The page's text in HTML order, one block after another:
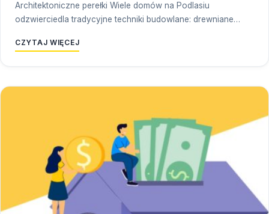
Architektoniczne perełki Wiele domów na Podlasiu
odzwierciedla tradycyjne techniki budowlane: drewniane…
CZYTAJ WIĘCEJ